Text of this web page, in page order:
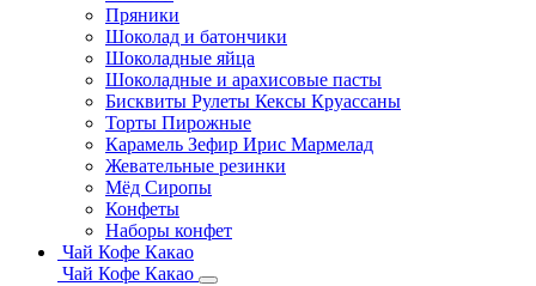
Пряники
Шоколад и батончики
Шоколадные яйца
Шоколадные и арахисовые пасты
Бисквиты Рулеты Кексы Круассаны
Торты Пирожные
Карамель Зефир Ирис Мармелад
Жевательные резинки
Мёд Сиропы
Конфеты
Наборы конфет
Чай Кофе Какао
Чай Кофе Какао